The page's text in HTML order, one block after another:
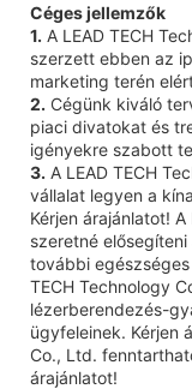
Céges jellemzők
1. A LEAD TECH
szerzett ebben az
marketing terén
2. Cégünk kiváló
piaci divatokat és
igényekre szabott
3. A LEAD TECH
vállalat legyen a
Kérjen árajánlatot!
szeretné
további egészséges
TECH Technology
lézerberendezés-
ügyfeleinek. Kérjen
Co., Ltd.
árajánlatot!